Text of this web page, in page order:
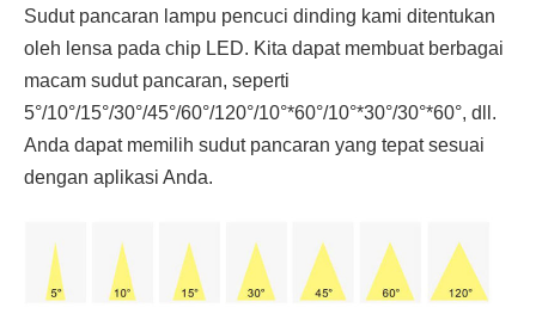
Sudut pancaran lampu pencuci dinding kami ditentukan
oleh lensa pada chip LED. Kita dapat membuat berbagai
macam sudut pancaran, seperti
5°/10°/15°/30°/45°/60°/120°/10°*60°/10°*30°/30°*60°, dll.
Anda dapat memilih sudut pancaran yang tepat sesuai
dengan aplikasi Anda.